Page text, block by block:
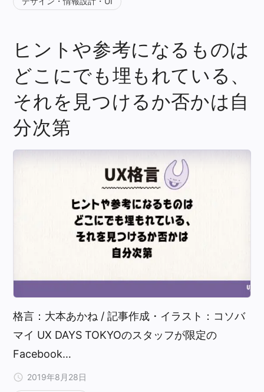
ヒントや参考になるものは
どこにでも埋もれている、
それを見つけるか否かは自
分次第
格言：大本あかね / 記事作成・イラスト：コソバ
マイ UX DAYS TOKYOのスタッフが限定の
Facebook…
2019年8月28日